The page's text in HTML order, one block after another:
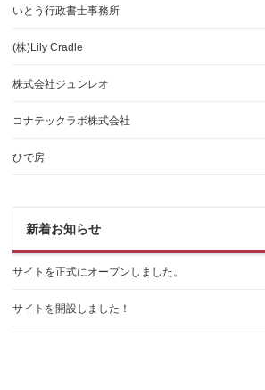
いとう行政書士事務所
(株)Lily Cradle
株式会社ジュンレオ
コナテックラボ株式会社
ひで房
新着お知らせ
サイトを正式にオープンしました。
サイトを開設しました！